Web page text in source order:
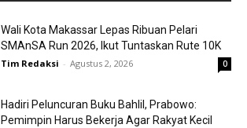
Wali Kota Makassar Lepas Ribuan Pelari
SMAnSA Run 2026, Ikut Tuntaskan Rute 10K
Tim Redaksi - Agustus 2, 2026 0
Hadiri Peluncuran Buku Bahlil, Prabowo:
Pemimpin Harus Bekerja Agar Rakyat Kecil